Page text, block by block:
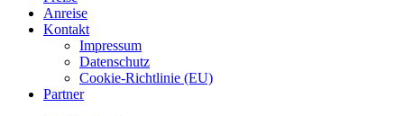
Anreise
Kontakt
Impressum
Datenschutz
Cookie-Richtlinie (EU)
Partner